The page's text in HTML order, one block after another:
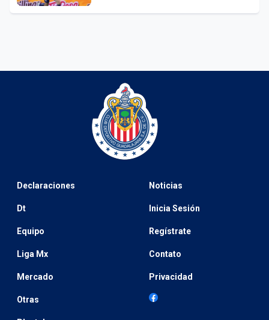
Declaraciones
Dt
Equipo
Liga Mx
Mercado
Otras
Noticias
Inicia Sesión
Regístrate
Contato
Privacidad